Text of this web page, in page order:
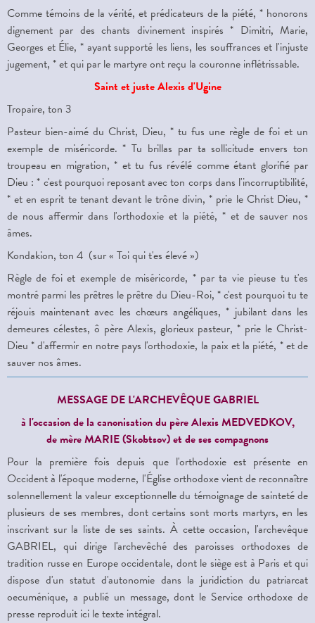
Comme témoins de la vérité, et prédicateurs de la piété, * honorons
dignement par des chants divinement inspirés * Dimitri, Marie,
Georges et Élie, * ayant supporté les liens, les souffrances et l'injuste
jugement, * et qui par le martyre ont reçu la couronne inflétrissable.
Saint et juste Alexis d'Ugine
Tropaire, ton 3
Pasteur bien-aimé du Christ, Dieu, * tu fus une règle de foi et un
exemple de miséricorde. * Tu brillas par ta sollicitude envers ton
troupeau en migration, * et tu fus révélé comme étant glorifié par
Dieu : * c'est pourquoi reposant avec ton corps dans l'incorruptibilité,
* et en esprit te tenant devant le trône divin, * prie le Christ Dieu, *
de nous affermir dans l'orthodoxie et la piété, * et de sauver nos
âmes.
Kondakion, ton 4 (sur« Toi qui t'es élevé »)
Règle de foi et exemple de miséricorde, * par ta vie pieuse tu t'es
montré parmi les prêtres le prêtre du Dieu-Roi, * c'est pourquoi tu te
réjouis maintenant avec les chœurs angéliques, * jubilant dans les
demeures célestes, ô père Alexis, glorieux pasteur, * prie le Christ-
Dieu * d'affermir en notre pays l'orthodoxie, la paix et la piété, * et de
sauver nos âmes.
MESSAGE DE L'ARCHEVÊQUEGABRIEL
à l'occasion de la canonisation du père Alexis MEDVEDKOV,
de mère MARIE (Skobtsov) et de ses compagnons
Pour la première fois depuis que l'orthodoxie est présente en
Occident à l'époque moderne, l'Église orthodoxe vient de reconnaître
solennellement la valeur exceptionnelle du témoignage de sainteté de
plusieurs de ses membres, dont certains sont morts martyrs, en les
inscrivant sur la liste de ses saints. À cette occasion, l'archevêque
GABRIEL, qui dirige l'archevêché des paroisses orthodoxes de
tradition russe en Europe occidentale, dont le siège est à Paris et qui
dispose d'un statut d'autonomie dans la juridiction du patriarcat
oecuménique, a publié un message, dont le Service orthodoxe de
presse reproduit ici le texte intégral.